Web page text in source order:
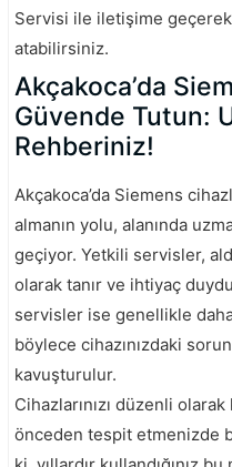
Servisi ile iletişime geçerek
atabilirsiniz.
Akçakoca’da
Güvende Tutun:
Rehberiniz!
Akçakoca’da Siemens
almanın yolu, alanında
geçiyor. Yetkili servisler,
olarak tanır ve ihtiyaç
servisler ise genellikle
böylece cihazınızdaki
kavuşturulur.
Cihazlarınızı düzenli
önceden tespit etmenizde